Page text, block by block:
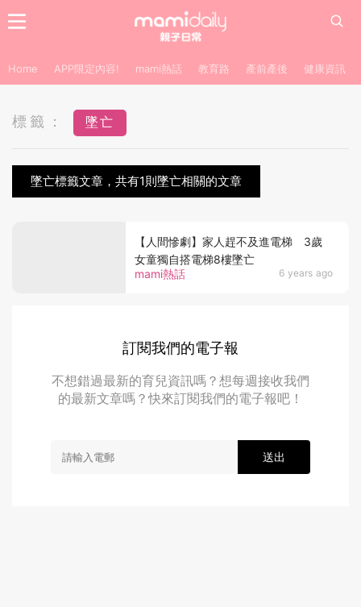
Home APP限定內容! mami熱話 教育路 產前產後 健康資訊
標籤： 墜亡
墜亡標籤文章，共有1則墜亡相關的文章
mami熱話 6 years ago
【人間慘劇】家人趕不及進電梯 3歲
女童獨自搭電梯8樓墜亡
訂閱我們的電子報
不想錯過最新的育兒資訊嗎？想每週接收我們
的最新文章嗎？快來訂閱我們的電子報吧！
送出